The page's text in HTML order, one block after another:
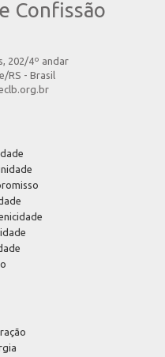
Confissão
202/4º andar
RS - Brasil